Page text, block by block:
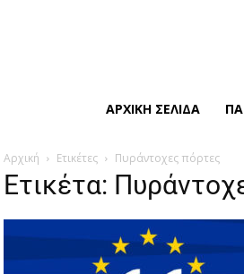
ΑΡΧΙΚΉ ΣΕΛΊΔΑ
Αρχική Ετικέτες Πυράντοχες πόρτες
Ετικέτα: